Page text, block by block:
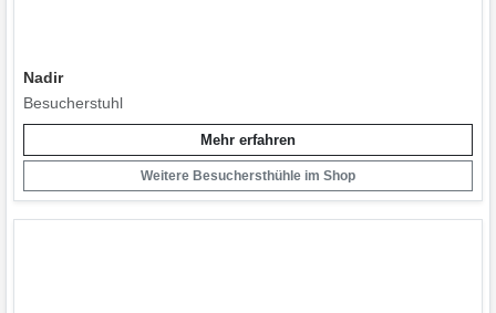
Nadir
Besucherstuhl
Mehr erfahren
Weitere Besuchersthühle im Shop